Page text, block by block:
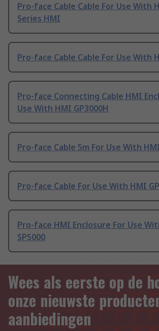
Pro-face Cable Cable For Use With
Series HMI
Pro-face Cable Cable For Use With
Pro-face Connecting Cable HMI
Use With HMI GP3000H
Pro-face Cable 5m For Use With
Pro-face Cable For Use With HMI
Pro-face HMI Enclosure For Use
SP5000
Wees als eerste op de
onze nieuwste
aanbiedingen